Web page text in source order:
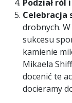
Podział ról
Celebracja
drobnych.
sukcesu
kamienie
Mikaela
docenić te
docieramy